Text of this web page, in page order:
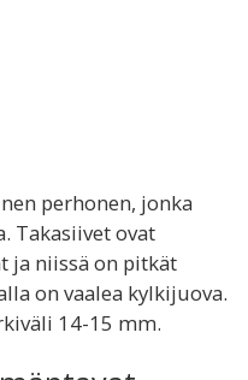
perhonen, jonka
Takasiivet ovat
ja niissä on pitkät
on vaalea kylkijuova.
14-15 mm.